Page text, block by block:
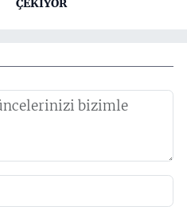
ÇEKİYOR